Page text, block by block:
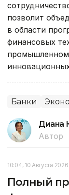
позволит
в области
финансовых
Банки
Диана
Автор
10:04, 10 Августа 2026
Полный